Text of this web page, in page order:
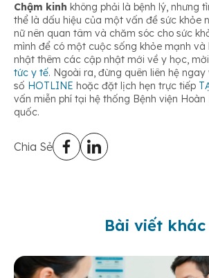
Chậm kinh không phải là bệnh lý, nhưng
thể là dấu hiệu của một vấn đề sức khỏe
nữ nên quan tâm và chăm sóc cho sức
mình để có một cuộc sống khỏe mạnh và
nhật thêm các cập nhật mới về y học,
tức y tế. Ngoài ra, đừng quên liên hệ
số HOTLINE hoặc đặt lịch hẹn trực tiếp
vấn miễn phí tại hệ thống Bệnh viện Hoàn
quốc.
Chia Sẻ
Bài viết khác